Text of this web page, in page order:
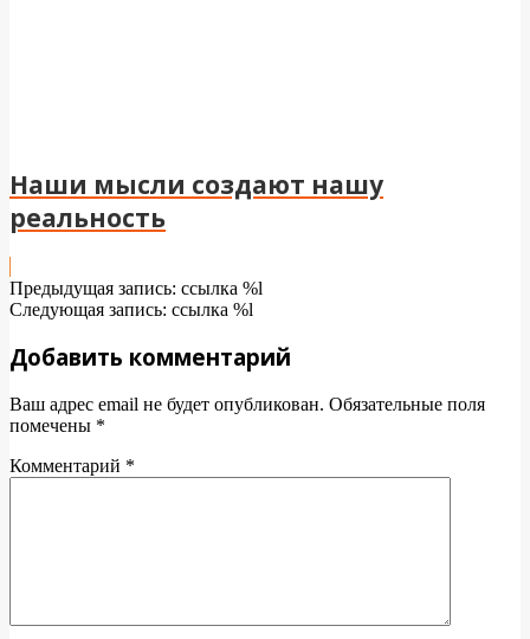
Наши мысли создают нашу
реальность
2024-
05-
Предыдущая запись: ссылка %l
Следующая запись: ссылка %l
Добавить комментарий
Ваш адрес email не будет опубликован. Обязательные поля
помечены *
Комментарий *